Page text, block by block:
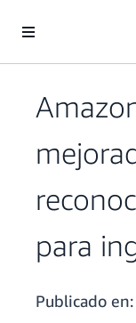
para
Publicado en: